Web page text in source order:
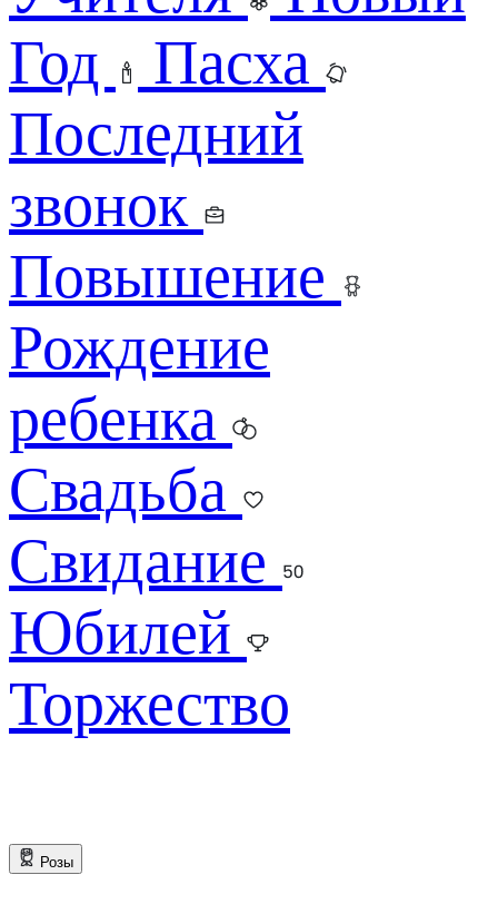
Год
Пасха
Последний
звонок
Повышение
Рождение
ребенка
Свадьба
Свидание
Юбилей
Торжество
Розы